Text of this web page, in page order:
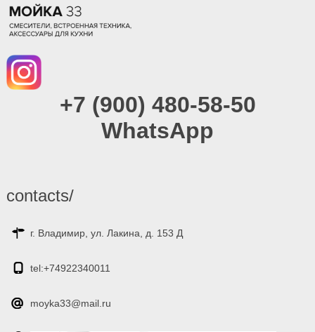
+7 (900) 480-58-50
WhatsApp
contacts/
г. Владимир, ул. Лакина, д. 153 Д
tel:+74922340011
moyka33@mail.ru